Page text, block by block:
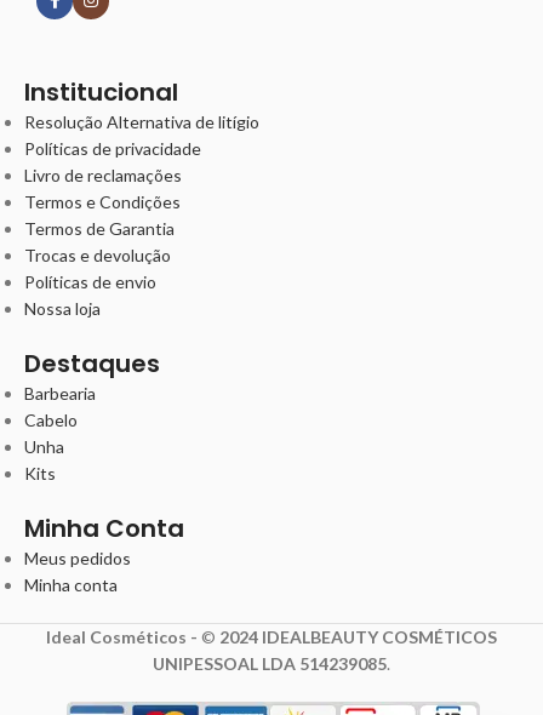
Institucional
Resolução Alternativa de litígio
Políticas de privacidade
Livro de reclamações
Termos e Condições
Termos de Garantia
Trocas e devolução
Políticas de envio
Nossa loja
Destaques
Barbearia
Cabelo
Unha
Kits
Minha Conta
Meus pedidos
Minha conta
Ideal Cosméticos - © 2024 IDEALBEAUTY COSMÉTICOS
UNIPESSOAL LDA 514239085.